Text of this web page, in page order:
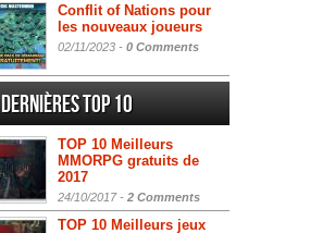
Conflit of Nations pour
les nouveaux joueurs
02/11/2023 - 0 Comments
Dernières Top 10
TOP 10 Meilleurs
MMORPG gratuits de
2017
24/10/2017 - 2 Comments
TOP 10 Meilleurs jeux